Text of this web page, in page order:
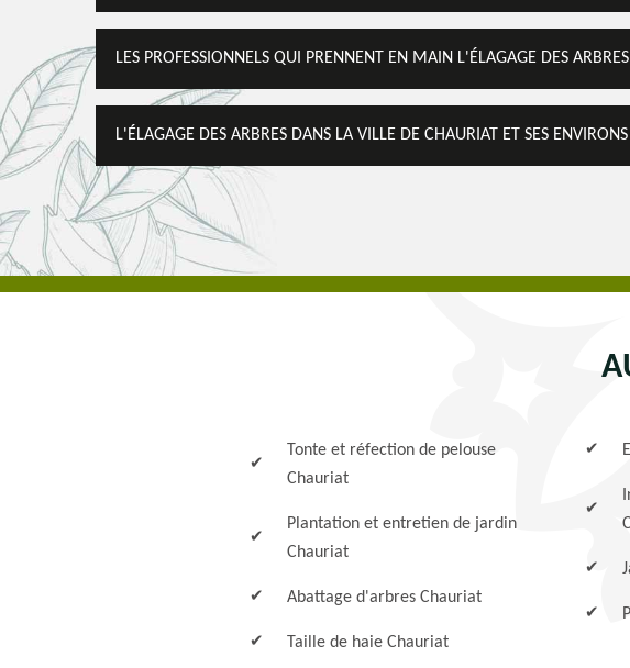
LES PROFESSIONNELS QUI PRENNENT EN MAIN L'ÉLAGAGE DES
L'ÉLAGAGE DES ARBRES DANS LA VILLE DE CHAURIAT ET SES ENVIRONS
Tonte et réfection de pelouse
Chauriat
Plantation et entretien de jardin
Chauriat
Abattage d'arbres Chauriat
Taille de haie Chauriat